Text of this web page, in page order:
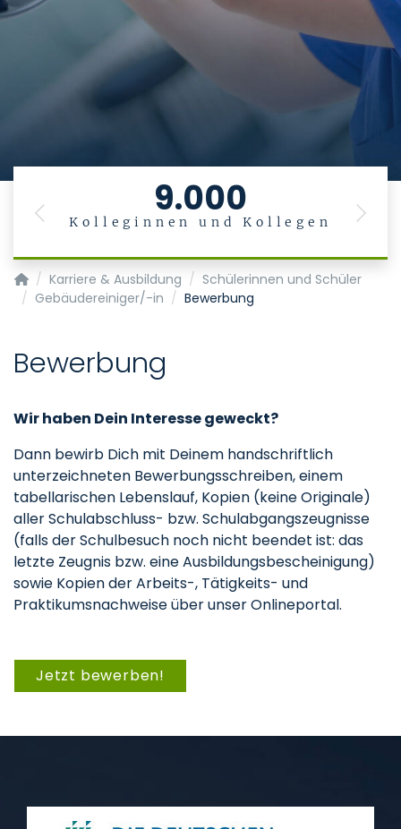
9.000
Kolleginnen und Kollegen
Previous Next
Startseite
Karriere & Ausbildung
Schülerinnen und Schüler
Gebäudereiniger/-in
Bewerbung
Bewerbung
Wir haben Dein Interesse geweckt?
Dann bewirb Dich mit Deinem handschriftlich
unterzeichneten Bewerbungsschreiben, einem
tabellarischen Lebenslauf, Kopien (keine Originale)
aller Schulabschluss- bzw. Schulabgangszeugnisse
(falls der Schulbesuch noch nicht beendet ist: das
letzte Zeugnis bzw. eine Ausbildungsbescheinigung)
sowie Kopien der Arbeits-, Tätigkeits- und
Praktikumsnachweise über unser Onlineportal.
Jetzt bewerben!